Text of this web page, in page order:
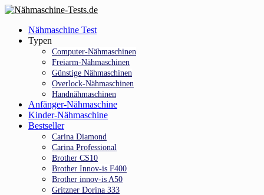
Skip
main
content
Menu
Nähmaschine Test
Typen
Computer-Nähmaschinen
Freiarm-Nähmaschinen
Günstige Nähmaschinen
Overlock-Nähmaschinen
Handnähmaschinen
Anfänger-Nähmaschine
Kinder-Nähmaschine
Bestseller
Carina Diamond
Carina Professional
Brother CS10
Brother Innov-is F400
Brother innov-is A50
Gritzner Dorina 333